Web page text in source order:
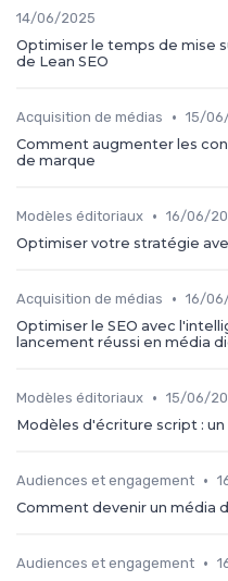
14/06/2025
Optimiser le temps de mise
de Lean SEO
Acquisition de médias • 15/
Comment augmenter les
de marque
Modèles éditoriaux • 16/06/
Optimiser votre stratégie
Acquisition de médias • 16/
Optimiser le SEO avec
lancement réussi en média
Modèles éditoriaux • 15/06/
Modèles d'écriture script :
Audiences et engagement •
Comment devenir un média
Audiences et engagement •